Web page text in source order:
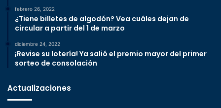
febrero 26, 2022
¿Tiene billetes de algodón? Vea cuáles dejan de
circular a partir del 1 de marzo
diciembre 24, 2022
¡Revise su lotería! Ya salió el premio mayor del primer
sorteo de consolación
Actualizaciones